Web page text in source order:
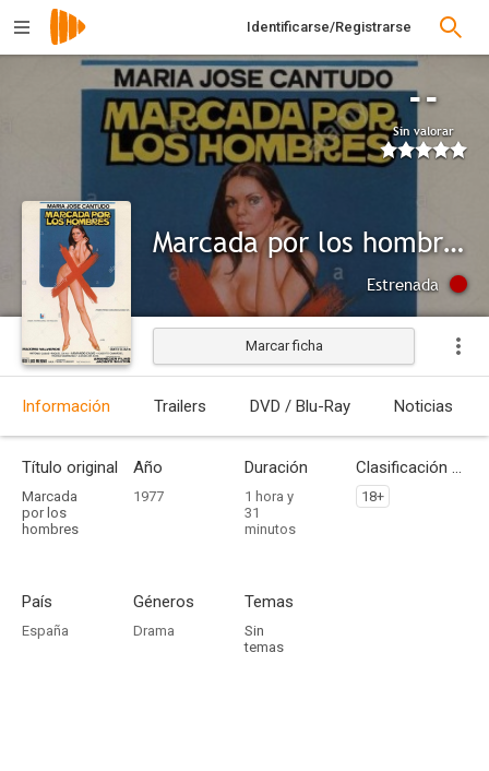
Identificarse/Registrarse
--
Sin valorar
Marcada por los hombres
Estrenada
Marcar ficha
Información Trailers DVD / Blu-Ray Noticias
Título original
Marcada
por los
hombres
Año
1977
Duración
1 hora y
31
minutos
Clasificación por edades
18+
País
España
Géneros
Drama
Temas
Sin
temas